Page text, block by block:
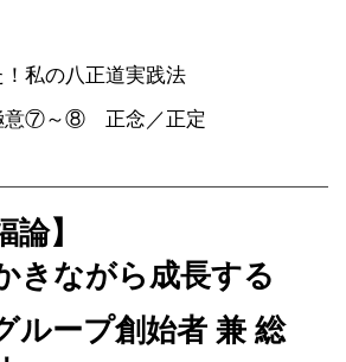
私の八正道実践法
意⑦～⑧ 正念／正定
論】
きながら成長する
ループ創始者 兼 総